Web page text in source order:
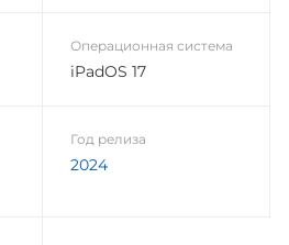
Операционная система
iPadOS 17
Год релиза
2024